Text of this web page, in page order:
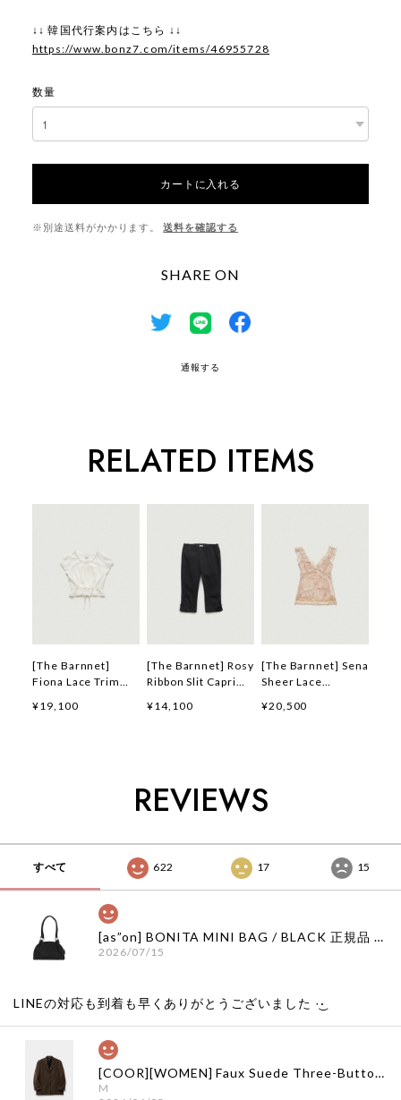
↓↓ 韓国代行案内はこちら ↓↓
https://www.bonz7.com/items/46955728
数量
カートに入れる
※別途送料がかかります。 送料を確認する
SHARE ON
通報する
RELATED ITEMS
[The Barnnet]
Fiona Lace Trim
品 韓国ブランド 韓
¥19,100
[The Barnnet] Rosy
Ribbon Slit Capri
韓国ブランド 韓国通
¥14,100
[The Barnnet] Sena
Sheer Lace
Top_Peach 正規品
日本 店舗
¥20,500
REVIEWS
すべて 622 17 15
[as”on] BONITA MINI BAG / BLACK 正規品 韓国ブランド 韓国通販 韓国代行 韓国ファッション as on ason エズオン アズオン
2026/07/15
LINEの対応も到着も早くありがとうございました‪ ·͜·
[COOR][WOMEN] Faux Suede Three-Button Blazer (Dark Brown) 正規品 韓国ブランド 韓国通販 韓国代行 韓国ファッション クール クーア クアー 日本 店舗
M